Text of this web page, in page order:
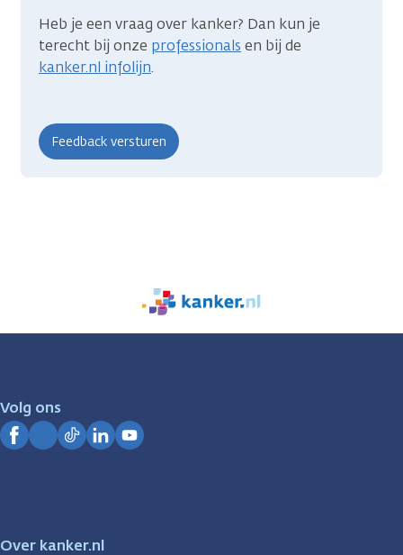
Heb je een vraag over kanker? Dan kun je
terecht bij onze professionals en bij de
kanker.nl infolijn.
We
zijn
Volg ons
Over kanker.nl